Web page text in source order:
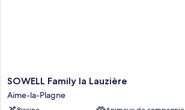
SOWELL
Family
la
SOWELL Family la Lauzière
Aime-la-Plagne